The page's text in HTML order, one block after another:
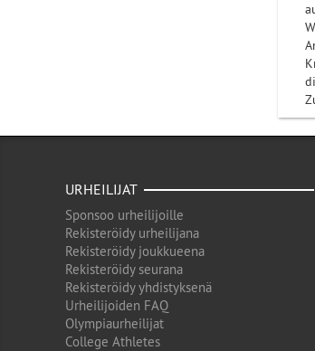
URHEILIJAT
Sponsoo urheilijoille
Rekisteröidy urheilijana
Rekisteröidy joukkueena
Rekisteröidy seurana
Rekisteröidy yhdistyksenä
Urheilijoiden FAQ
Olympiaurheilijat
College Athletes